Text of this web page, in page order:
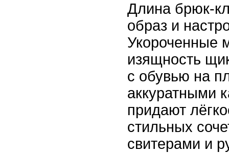
Длина брюк-
образ и
Укороченные
изящность
с обувью на
аккуратными
придают
стильных
свитерами и